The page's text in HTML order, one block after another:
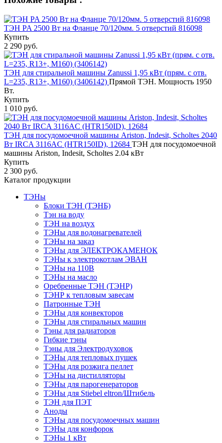
ТЭН PA 2500 Вт на Фланце 70/120мм. 5 отверстий 816098
Купить
2 290 руб.
ТЭН для стиральной машины Zanussi 1,95 кВт (прям. с отв.
L=235, R13+, M160) (3406142) Прямой ТЭН. Мощность 1950
Вт.
Купить
1 010 руб.
ТЭН для посудомоечной машины Ariston, Indesit, Scholtes 2040
Вт IRCA 3116AC (HTR150ID), 12684 ТЭН для посудомоечной
машины Ariston, Indesit, Scholtes 2.04 кВт
Купить
2 300 руб.
Каталог продукции
ТЭНы
Блоки ТЭН (ТЭНБ)
Тэн на воду
ТЭН на воздух
ТЭНы для водонагревателей
ТЭНы на заказ
ТЭНы для ЭЛЕКТРОКАМЕНОК
ТЭНы к электрокотлам ЭВАН
ТЭНы на 110В
ТЭНы на масло
Оребренные ТЭН (ТЭНР)
ТЭНР к тепловым завесам
Патронные ТЭН
ТЭНы для конвекторов
ТЭНы для стиральных машин
Тэны для радиаторов
Гибкие тэны
Тэны для Электродуховок
ТЭНы для тепловых пушек
ТЭНы для розжига пеллет
ТЭНы на дистилляторы
ТЭНы для парогенераторов
ТЭНы для Stiebel eltron/Штибель
ТЭН для ПЭТ
Аноды
ТЭНы для посудомоечных машин
ТЭНы для конфорок
ТЭНы 1 кВт